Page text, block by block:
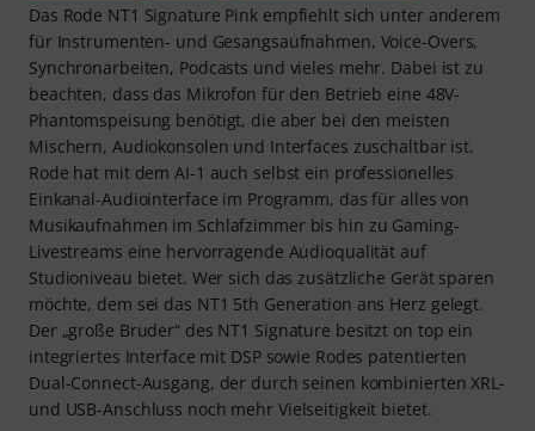
Das Rode NT1 Signature Pink empfiehlt sich unter anderem
für Instrumenten- und Gesangsaufnahmen, Voice-Overs,
Synchronarbeiten, Podcasts und vieles mehr. Dabei ist zu
beachten, dass das Mikrofon für den Betrieb eine 48V-
Phantomspeisung benötigt, die aber bei den meisten
Mischern, Audiokonsolen und Interfaces zuschaltbar ist.
Rode hat mit dem AI-1 auch selbst ein professionelles
Einkanal-Audiointerface im Programm, das für alles von
Musikaufnahmen im Schlafzimmer bis hin zu Gaming-
Livestreams eine hervorragende Audioqualität auf
Studioniveau bietet. Wer sich das zusätzliche Gerät sparen
möchte, dem sei das NT1 5th Generation ans Herz gelegt.
Der „große Bruder“ des NT1 Signature besitzt on top ein
integriertes Interface mit DSP sowie Rodes patentierten
Dual-Connect-Ausgang, der durch seinen kombinierten XRL-
und USB-Anschluss noch mehr Vielseitigkeit bietet.